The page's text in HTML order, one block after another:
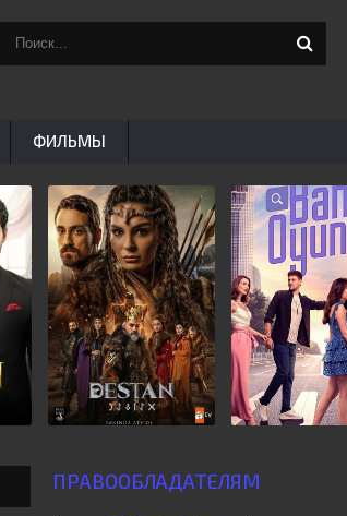
ПРАВООБЛАДАТЕЛЯМ
ФИЛЬМЫ